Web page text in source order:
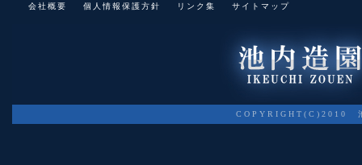
会社概要
個人情報保護方針 リンク集 サイトマップ
COPYRIGHT(C)2010